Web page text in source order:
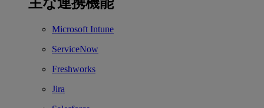
主な連携機能
Microsoft Intune
ServiceNow
Freshworks
Jira